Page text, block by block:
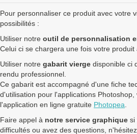
Pour personnaliser ce produit avec votre
possibilités :
Utiliser notre outil de personnalisation
Celui ci se chargera une fois votre produit
Utiliser notre gabarit vierge disponible ci
rendu professionnel.
Ce gabarit est accompagné d'une fiche
d'utilisation pour l'applications
l'application en ligne gratuite Photopea
Faire appel à notre service graphique si
difficultés ou avez des questions,